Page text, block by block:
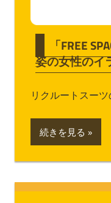
「FREE
姿の女性のイ
リクルートスー
続きを見る